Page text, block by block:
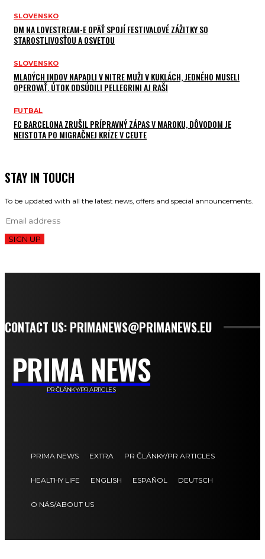
SLOVENSKO
DM NA LOVESTREAM-E OPÄŤ SPOJÍ FESTIVALOVÉ ZÁŽITKY SO
STAROSTLIVOSŤOU A OSVETOU
SLOVENSKO
MLADÝCH INDOV NAPADLI V NITRE MUŽI V KUKLÁCH, JEDNÉHO MUSELI
OPEROVAŤ. ÚTOK ODSÚDILI PELLEGRINI AJ RAŠI
FUTBAL
FC BARCELONA ZRUŠIL PRÍPRAVNÝ ZÁPAS V MAROKU, DÔVODOM JE
NEISTOTA PO MIGRAČNEJ KRÍZE V CEUTE
STAY IN TOUCH
To be updated with all the latest news, offers and special announcements.
SIGN UP
CONTACT US: PRIMANEWS@PRIMANEWS.EU
PRIMA NEWS
PR ČLÁNKY/PR ARTICLES
PRIMA NEWS EXTRA PR ČLÁNKY/PR ARTICLES
HEALTHY LIFE ENGLISH ESPAÑOL DEUTSCH
O NÁS/ABOUT US